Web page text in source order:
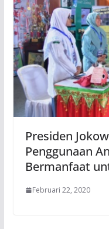
Presiden
Penggunaan
Bermanfaat
Februari 22, 2020